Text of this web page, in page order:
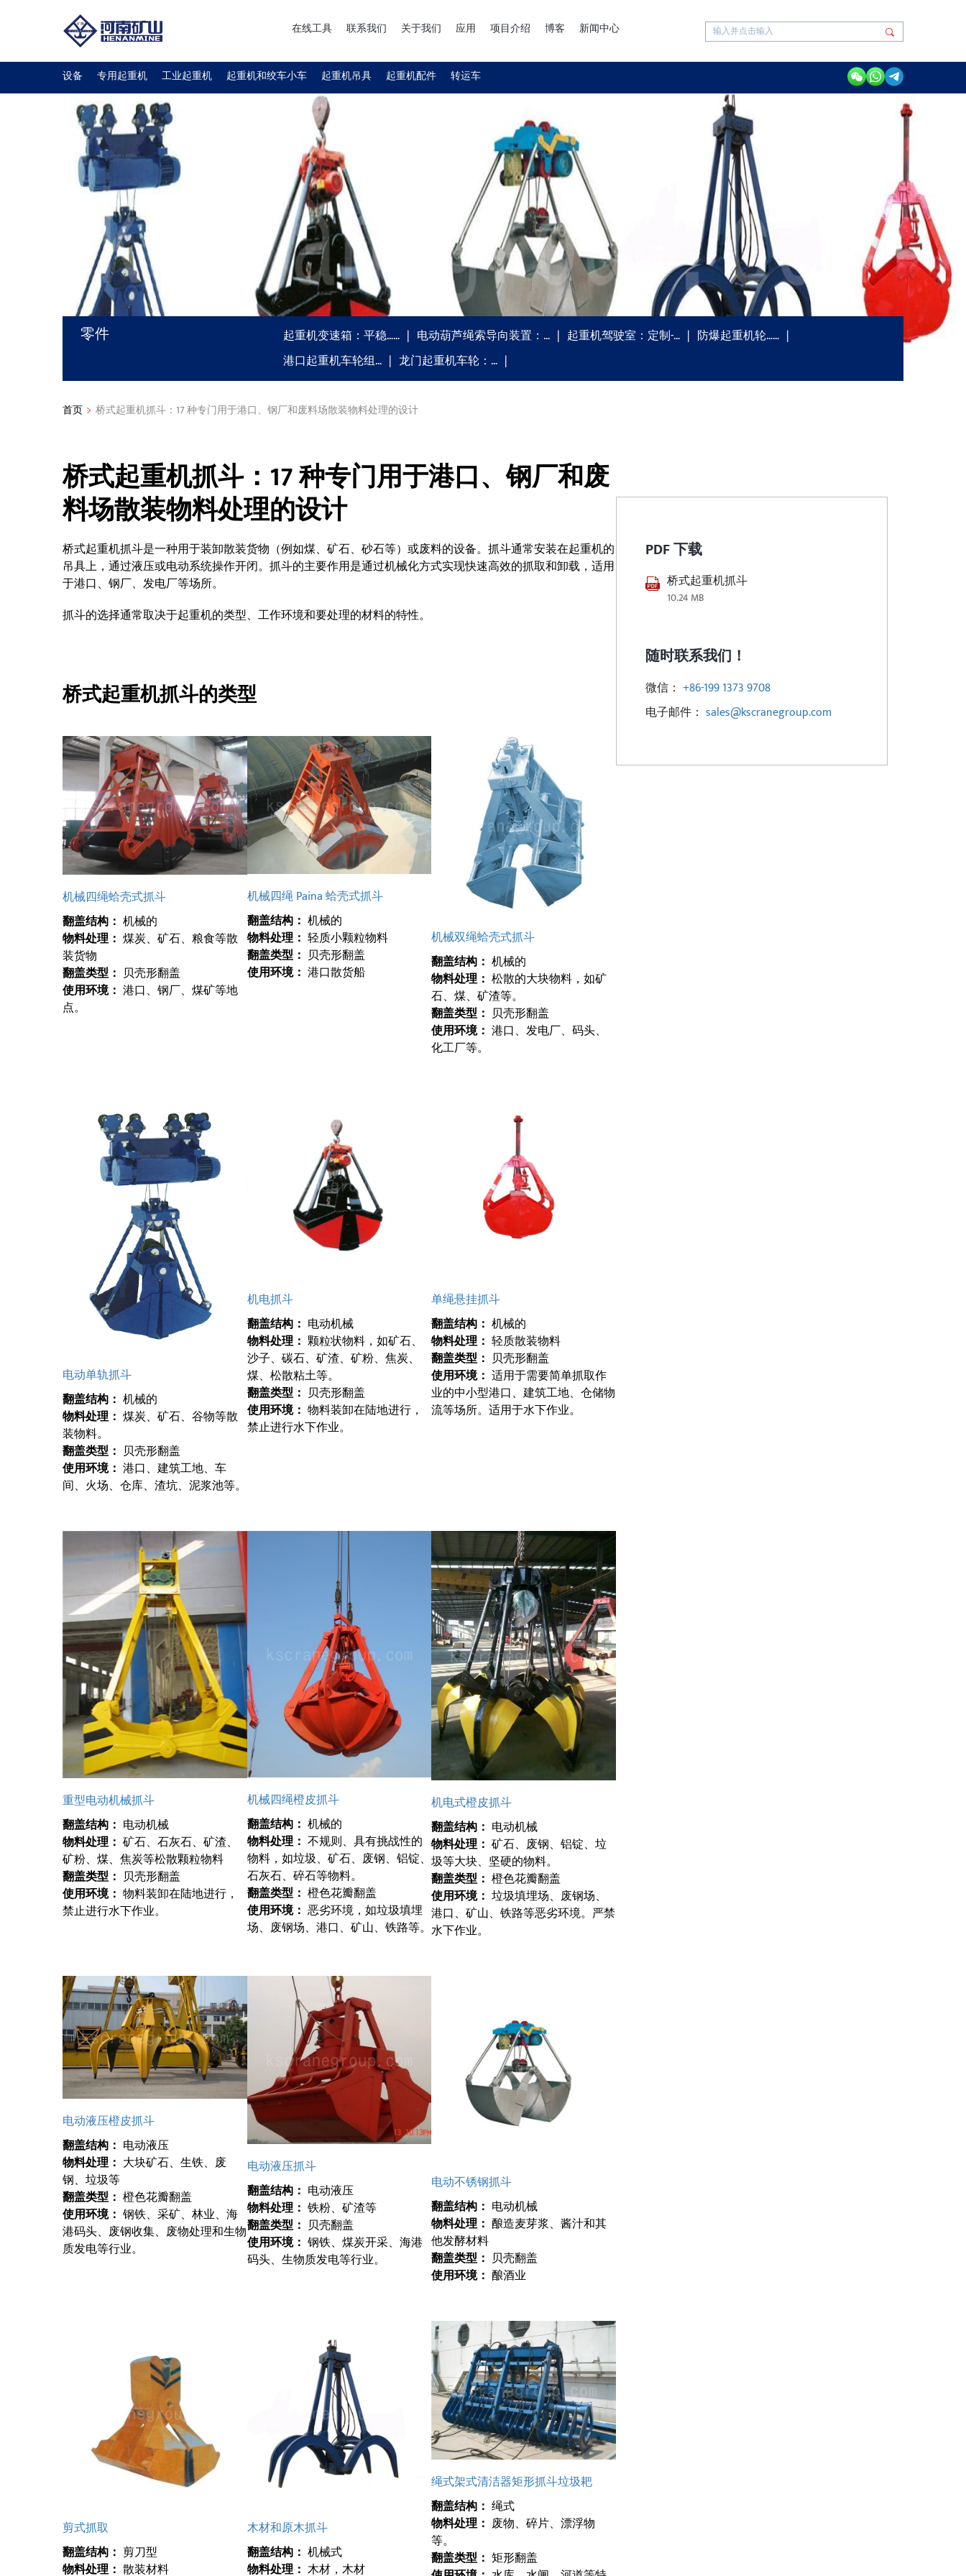
在线工具 联系我们 关于我们 应用 项目介绍 博客 新闻中心
设备 专用起重机 工业起重机 起重机和绞车小车 起重机吊具 起重机配件 转运车
零件 起重机变速箱：平稳…… 电动葫芦绳索导向装置：… 起重机驾驶室：定制-…
防爆起重机轮……
港口起重机车轮组…
龙门起重机车轮：…
首页 桥式起重机抓斗：17 种专门用于港口、钢厂和废料场散装物料处理的设计
桥式起重机抓斗：17 种专门用于港口、钢厂和废
料场散装物料处理的设计
桥式起重机抓斗是一种用于装卸散装货物（例如煤、矿石、砂石等）或废料的设备。抓斗通常安装在起重机的
吊具上，通过液压或电动系统操作开闭。抓斗的主要作用是通过机械化方式实现快速高效的抓取和卸载，适用
于港口、钢厂、发电厂等场所。
抓斗的选择通常取决于起重机的类型、工作环境和要处理的材料的特性。
桥式起重机抓斗的类型
机械四绳蛤壳式抓斗
翻盖结构： 机械的
物料处理： 煤炭、矿石、粮食等散
装货物
翻盖类型： 贝壳形翻盖
使用环境： 港口、钢厂、煤矿等地
点。
机械四绳 Paina 蛤壳式抓斗
翻盖结构： 机械的
物料处理： 轻质小颗粒物料
翻盖类型： 贝壳形翻盖
使用环境： 港口散货船
机械双绳蛤壳式抓斗
翻盖结构： 机械的
物料处理： 松散的大块物料，如矿
石、煤、矿渣等。
翻盖类型： 贝壳形翻盖
使用环境： 港口、发电厂、码头、
化工厂等。
电动单轨抓斗
翻盖结构： 机械的
物料处理： 煤炭、矿石、谷物等散
装物料。
翻盖类型： 贝壳形翻盖
使用环境： 港口、建筑工地、车
间、火场、仓库、渣坑、泥浆池等。
机电抓斗
翻盖结构： 电动机械
物料处理： 颗粒状物料，如矿石、
沙子、碳石、矿渣、矿粉、焦炭、
煤、松散粘土等。
翻盖类型： 贝壳形翻盖
使用环境： 物料装卸在陆地进行，
禁止进行水下作业。
单绳悬挂抓斗
翻盖结构： 机械的
物料处理： 轻质散装物料
翻盖类型： 贝壳形翻盖
使用环境： 适用于需要简单抓取作
业的中小型港口、建筑工地、仓储物
流等场所。适用于水下作业。
重型电动机械抓斗
翻盖结构： 电动机械
物料处理： 矿石、石灰石、矿渣、
矿粉、煤、焦炭等松散颗粒物料
翻盖类型： 贝壳形翻盖
使用环境： 物料装卸在陆地进行，
禁止进行水下作业。
机械四绳橙皮抓斗
翻盖结构： 机械的
物料处理： 不规则、具有挑战性的
物料，如垃圾、矿石、废钢、铝锭、
石灰石、碎石等物料。
翻盖类型： 橙色花瓣翻盖
使用环境： 恶劣环境，如垃圾填埋
场、废钢场、港口、矿山、铁路等。
机电式橙皮抓斗
翻盖结构： 电动机械
物料处理： 矿石、废钢、铝锭、垃
圾等大块、坚硬的物料。
翻盖类型： 橙色花瓣翻盖
使用环境： 垃圾填埋场、废钢场、
港口、矿山、铁路等恶劣环境。严禁
水下作业。
电动液压橙皮抓斗
翻盖结构： 电动液压
物料处理： 大块矿石、生铁、废
钢、垃圾等
翻盖类型： 橙色花瓣翻盖
使用环境： 钢铁、采矿、林业、海
港码头、废钢收集、废物处理和生物
质发电等行业。
电动液压抓斗
翻盖结构： 电动液压
物料处理： 铁粉、矿渣等
翻盖类型： 贝壳翻盖
使用环境： 钢铁、煤炭开采、海港
码头、生物质发电等行业。
电动不锈钢抓斗
翻盖结构： 电动机械
物料处理： 酿造麦芽浆、酱汁和其
他发酵材料
翻盖类型： 贝壳翻盖
使用环境： 酿酒业
剪式抓取
翻盖结构： 剪刀型
物料处理： 散装材料
木材和原木抓斗
翻盖结构： 机械式
物料处理： 木材，木材
绳式架式清洁器矩形抓斗垃圾耙
翻盖结构： 绳式
物料处理： 废物、碎片、漂浮物
等。
翻盖类型： 矩形翻盖
PDF 下载
桥式起重机抓斗
10.24 MB
随时联系我们！
微信： +86-199 1373 9708
电子邮件： sales@kscranegroup.com